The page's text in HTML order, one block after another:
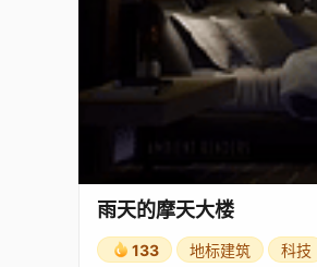
雨天的摩天大楼
133 地标建筑 科技